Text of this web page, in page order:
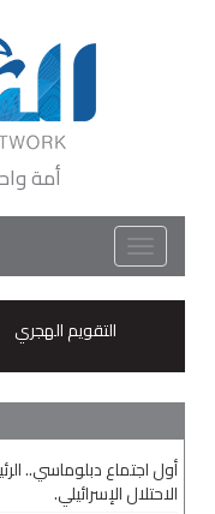
أمة
Toggle
navigation
التقويم الهجري
أول اجتماع دبلوماسي..
الاحتلال الإسرائيلي.